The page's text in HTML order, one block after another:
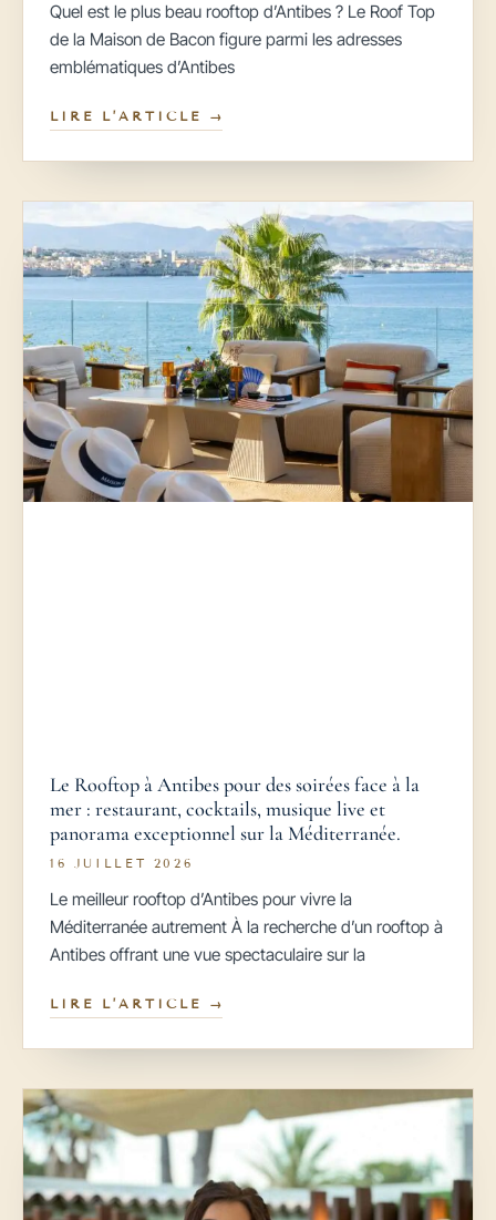
Quel est le plus beau rooftop d’Antibes ? Le Roof Top
de la Maison de Bacon figure parmi les adresses
emblématiques d’Antibes
LIRE L’ARTICLE
Le Rooftop à Antibes pour des soirées face à la
mer : restaurant, cocktails, musique live et
panorama exceptionnel sur la Méditerranée.
16 JUILLET 2026
Le meilleur rooftop d’Antibes pour vivre la
Méditerranée autrement À la recherche d’un rooftop à
Antibes offrant une vue spectaculaire sur la
LIRE L’ARTICLE